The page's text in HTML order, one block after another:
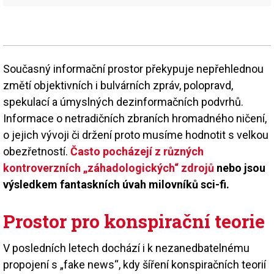
Současný informační prostor překypuje nepřehlednou
změtí objektivních i bulvárních zpráv, polopravd,
spekulací a úmyslných dezinformačních podvrhů.
Informace o netradičních zbraních hromadného ničení,
o jejich vývoji či držení proto musíme hodnotit s velkou
obezřetností. Často pocházejí z různých
kontroverzních „záhadologických“ zdrojů nebo jsou
výsledkem fantaskních úvah milovníků sci-fi.
Prostor pro konspirační teorie
V posledních letech dochází i k nezanedbatelnému
propojení s „fake news“, kdy šíření konspiračních teorií